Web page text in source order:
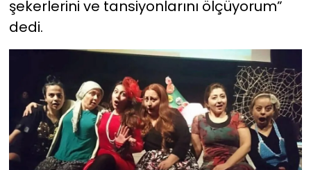
şekerlerini ve tansiyonlarını ölçüyorum”
dedi.